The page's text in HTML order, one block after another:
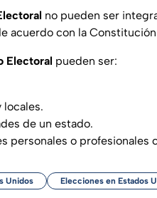
no pueden ser
acuerdo con la
Electoral pueden ser:
locales.
de un estado.
personales o profesionales
Unidos Elecciones en Estados